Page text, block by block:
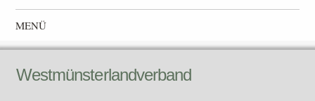
Westmünsterlandverband
Landesverband 028 im Deutscher Kanarien- und Vogelzüchter-
Bund e.V. (DKB)
MENÜ
Zum Inhalt springen
Westmünsterlandverband